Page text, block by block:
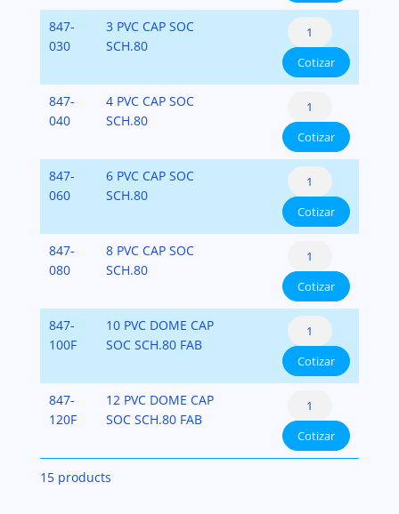
SCH-
80
cantidad
847-
030
3 PVC CAP SOC
SCH.80
Cap:
Socket
PVC-
SCH-
cantidad
Cotizar
847-
040
4 PVC CAP SOC
SCH.80
Cap:
Socket
PVC-
SCH-
80
cantidad
Cotizar
847-
060
6 PVC CAP SOC
SCH.80
Cap:
Socket
PVC-
SCH-
cantidad
Cotizar
847-
080
8 PVC CAP SOC
SCH.80
Cap:
Socket
PVC-
SCH-
80
cantidad
Cotizar
847-
100F
10 PVC DOME CAP
SOC SCH.80 FAB
Cap:
Socket
PVC-
SCH-
cantidad
Cotizar
847-
120F
12 PVC DOME CAP
SOC SCH.80 FAB
Cap:
Socket
PVC-
SCH-
Cotizar
15 products